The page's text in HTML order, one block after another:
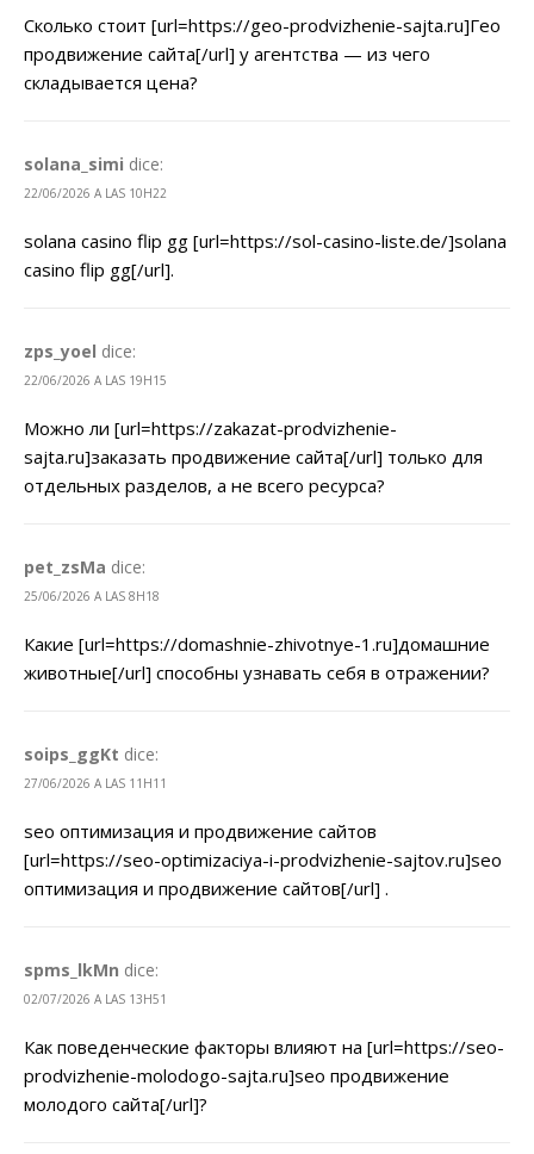
Сколько стоит [url=https://geo-prodvizhenie-sajta.ru]Гео
продвижение сайта[/url] у агентства — из чего
складывается цена?
solana_simi dice:
22/06/2026 A LAS 10H22
solana casino flip gg [url=https://sol-casino-liste.de/]solana
casino flip gg[/url].
zps_yoel dice:
22/06/2026 A LAS 19H15
Можно ли [url=https://zakazat-prodvizhenie-
sajta.ru]заказать продвижение сайта[/url] только для
отдельных разделов, а не всего ресурса?
pet_zsMa dice:
25/06/2026 A LAS 8H18
Какие [url=https://domashnie-zhivotnye-1.ru]домашние
животные[/url] способны узнавать себя в отражении?
soips_ggKt dice:
27/06/2026 A LAS 11H11
seo оптимизация и продвижение сайтов
[url=https://seo-optimizaciya-i-prodvizhenie-sajtov.ru]seo
оптимизация и продвижение сайтов[/url] .
spms_lkMn dice:
02/07/2026 A LAS 13H51
Как поведенческие факторы влияют на [url=https://seo-
prodvizhenie-molodogo-sajta.ru]seo продвижение
молодого сайта[/url]?